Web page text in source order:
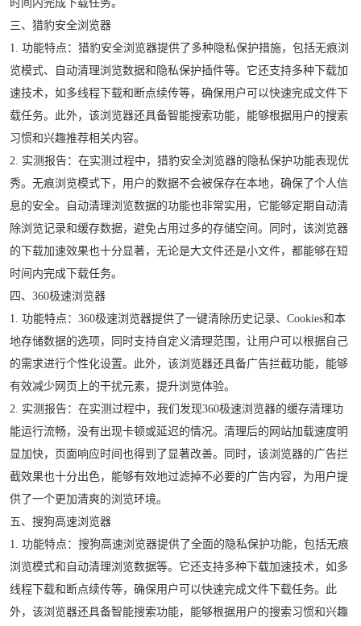
时间内完成下载任务。
三、猎豹安全浏览器
1. 功能特点：猎豹安全浏览器提供了多种隐私保护措施，包括无痕浏
览模式、自动清理浏览数据和隐私保护插件等。它还支持多种下载加
速技术，如多线程下载和断点续传等，确保用户可以快速完成文件下
载任务。此外，该浏览器还具备智能搜索功能，能够根据用户的搜索
习惯和兴趣推荐相关内容。
2. 实测报告：在实测过程中，猎豹安全浏览器的隐私保护功能表现优
秀。无痕浏览模式下，用户的数据不会被保存在本地，确保了个人信
息的安全。自动清理浏览数据的功能也非常实用，它能够定期自动清
除浏览记录和缓存数据，避免占用过多的存储空间。同时，该浏览器
的下载加速效果也十分显著，无论是大文件还是小文件，都能够在短
时间内完成下载任务。
四、360极速浏览器
1. 功能特点：360极速浏览器提供了一键清除历史记录、Cookies和本
地存储数据的选项，同时支持自定义清理范围，让用户可以根据自己
的需求进行个性化设置。此外，该浏览器还具备广告拦截功能，能够
有效减少网页上的干扰元素，提升浏览体验。
2. 实测报告：在实测过程中，我们发现360极速浏览器的缓存清理功
能运行流畅，没有出现卡顿或延迟的情况。清理后的网站加载速度明
显加快，页面响应时间也得到了显著改善。同时，该浏览器的广告拦
截效果也十分出色，能够有效地过滤掉不必要的广告内容，为用户提
供了一个更加清爽的浏览环境。
五、搜狗高速浏览器
1. 功能特点：搜狗高速浏览器提供了全面的隐私保护功能，包括无痕
浏览模式和自动清理浏览数据等。它还支持多种下载加速技术，如多
线程下载和断点续传等，确保用户可以快速完成文件下载任务。此
外，该浏览器还具备智能搜索功能，能够根据用户的搜索习惯和兴趣